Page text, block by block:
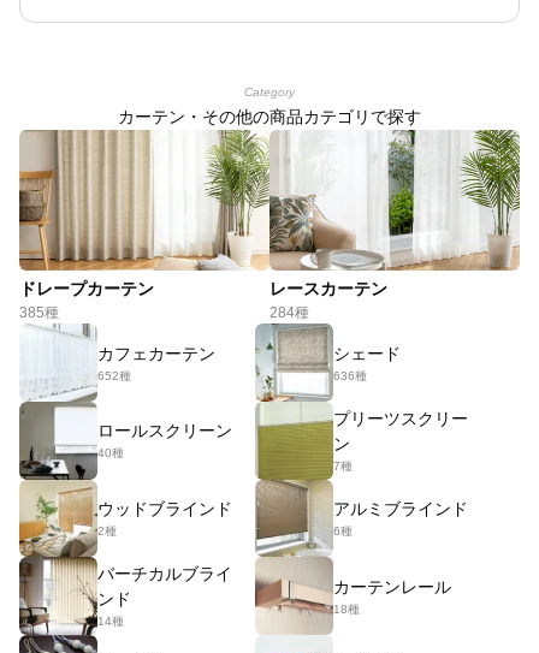
Category
カーテン・その他の商品カテゴリで探す
ドレープカーテン
385種
レースカーテン
284種
カフェカーテン
652種
シェード
636種
ロールスクリーン
40種
プリーツスクリー
ン
7種
ウッドブラインド
2種
アルミブラインド
6種
バーチカルブライ
ンド
14種
カーテンレール
18種